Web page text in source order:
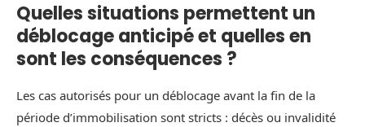
Quelles situations permettent un
déblocage anticipé et quelles en
sont les conséquences ?
Les cas autorisés pour un déblocage avant la fin de la
période d’immobilisation sont stricts : décès ou invalidité